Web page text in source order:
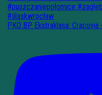
PKO BP Ekstraklasa: Cracovia